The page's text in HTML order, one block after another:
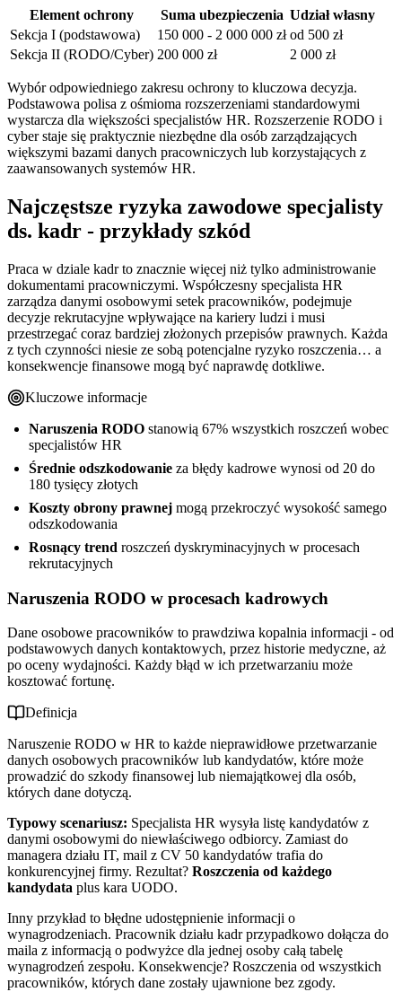
Element ochrony Suma ubezpieczenia Udział własny
Sekcja I (podstawowa)
150 000 - 2 000 000 zł od 500 zł
Sekcja II (RODO/Cyber) 200 000 zł 2 000 zł
Wybór odpowiedniego zakresu ochrony to kluczowa decyzja.
Podstawowa polisa z ośmioma rozszerzeniami standardowymi
wystarcza dla większości specjalistów HR. Rozszerzenie RODO i
cyber staje się praktycznie niezbędne dla osób zarządzających
większymi bazami danych pracowniczych lub korzystających z
zaawansowanych systemów HR.
Najczęstsze ryzyka zawodowe specjalisty
ds. kadr - przykłady szkód
Praca w dziale kadr to znacznie więcej niż tylko administrowanie
dokumentami pracowniczymi. Współczesny specjalista HR
zarządza danymi osobowymi setek pracowników, podejmuje
decyzje rekrutacyjne wpływające na kariery ludzi i musi
przestrzegać coraz bardziej złożonych przepisów prawnych. Każda
z tych czynności niesie ze sobą potencjalne ryzyko roszczenia… a
konsekwencje finansowe mogą być naprawdę dotkliwe.
Kluczowe informacje
Naruszenia RODO stanowią 67% wszystkich roszczeń wobec
specjalistów HR
Średnie odszkodowanie za błędy kadrowe wynosi od 20 do
180 tysięcy złotych
Koszty obrony prawnej mogą przekroczyć wysokość samego
odszkodowania
Rosnący trend roszczeń dyskryminacyjnych w procesach
rekrutacyjnych
Naruszenia RODO w procesach kadrowych
Dane osobowe pracowników to prawdziwa kopalnia informacji - od
podstawowych danych kontaktowych, przez historie medyczne, aż
po oceny wydajności. Każdy błąd w ich przetwarzaniu może
kosztować fortunę.
Definicja
Naruszenie RODO w HR to każde nieprawidłowe przetwarzanie
danych osobowych pracowników lub kandydatów, które może
prowadzić do szkody finansowej lub niemajątkowej dla osób,
których dane dotyczą.
Typowy scenariusz: Specjalista HR wysyła listę kandydatów z
danymi osobowymi do niewłaściwego odbiorcy. Zamiast do
managera działu IT, mail z CV 50 kandydatów trafia do
konkurencyjnej firmy. Rezultat? Roszczenia od każdego
kandydata plus kara UODO.
Inny przykład to błędne udostępnienie informacji o
wynagrodzeniach. Pracownik działu kadr przypadkowo dołącza do
maila z informacją o podwyżce dla jednej osoby całą tabelę
wynagrodzeń zespołu. Konsekwencje? Roszczenia od wszystkich
pracowników, których dane zostały ujawnione bez zgody.